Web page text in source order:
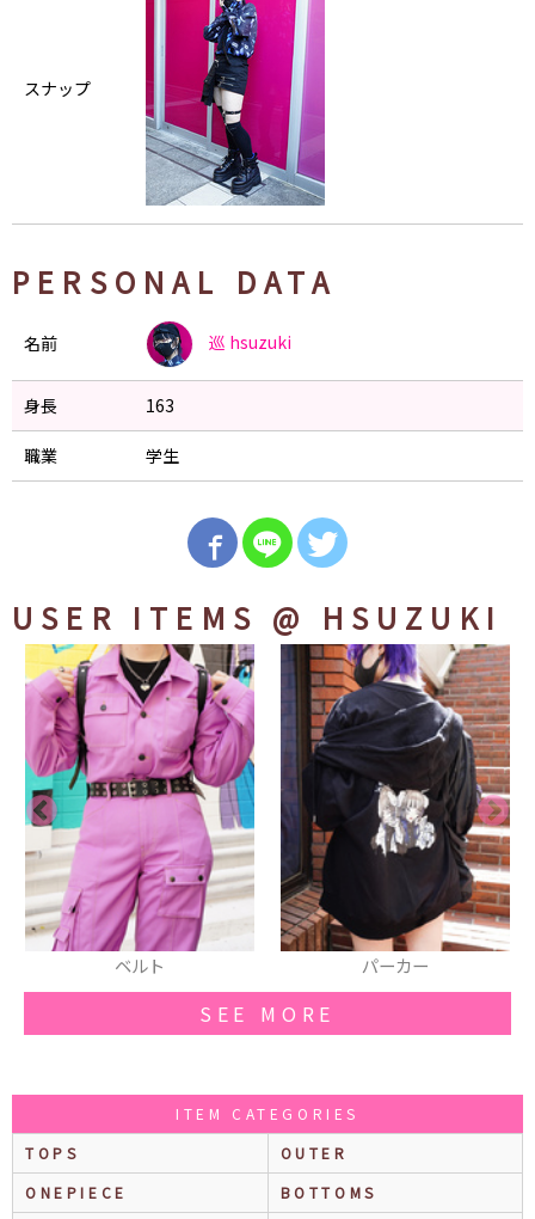
スナップ
PERSONAL DATA
名前 巡 hsuzuki
身長 163
職業 学生
USER ITEMS @ HSUZUKI
ベルト パーカー
SEE MORE
ITEM CATEGORIES
TOPS
OUTER
ONEPIECE
BOTTOMS